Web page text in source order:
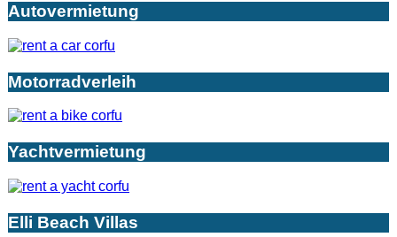
Autovermietung
Motorradverleih
Yachtvermietung
Elli Beach Villas